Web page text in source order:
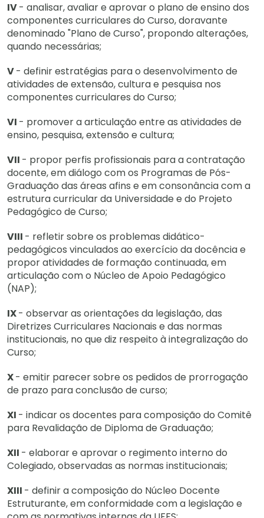
IV- analisar, avaliar e aprovar o plano de ensino dos
componentes curriculares do Curso, doravante
denominado "Plano de Curso", propondo alterações,
quando necessárias;
V- definir estratégias para o desenvolvimento de
atividades de extensão, cultura e pesquisa nos
componentes curriculares do Curso;
VI - promover a articulação entre as atividades de
ensino, pesquisa, extensão e cultura;
VII - propor perfis profissionais para a contratação
docente, em diálogo com os Programas de Pós-
Graduação das áreas afins e em consonância com a
estrutura curricular da Universidade e do Projeto
Pedagógico de Curso;
VIII - refletir sobre os problemas didático-
pedagógicos vinculados ao exercício da docência e
propor atividades de formação continuada, em
articulação com o Núcleo de Apoio Pedagógico
(NAP);
IX- observar as orientações da legislação, das
Diretrizes Curriculares Nacionais e das normas
institucionais, no que diz respeito à integralização do
Curso;
X- emitir parecer sobre os pedidos de prorrogação
de prazo para conclusão de curso;
XI - indicar os docentes para composição do Comitê
para Revalidação de Diploma de Graduação;
XII - elaborar e aprovar o regimento interno do
Colegiado, observadas as normas institucionais;
XIII - definir a composição do Núcleo Docente
Estruturante, em conformidade com a legislação e